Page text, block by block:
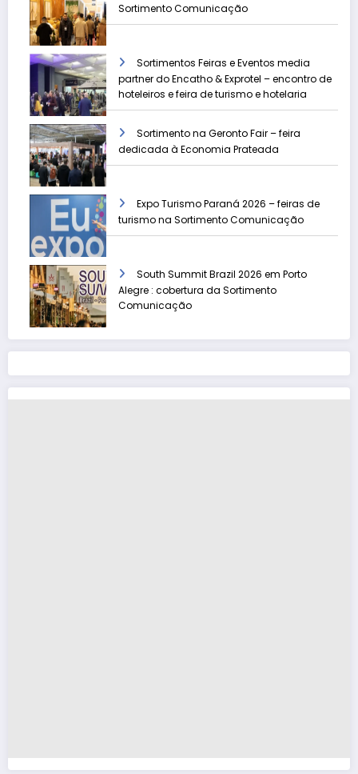
Sortimento Comunicação
Sortimentos Feiras e Eventos media
partner do Encatho & Exprotel – encontro de
hoteleiros e feira de turismo e hotelaria
Sortimento na Geronto Fair – feira
dedicada à Economia Prateada
Expo Turismo Paraná 2026 – feiras de
turismo na Sortimento Comunicação
South Summit Brazil 2026 em Porto
Alegre : cobertura da Sortimento
Comunicação